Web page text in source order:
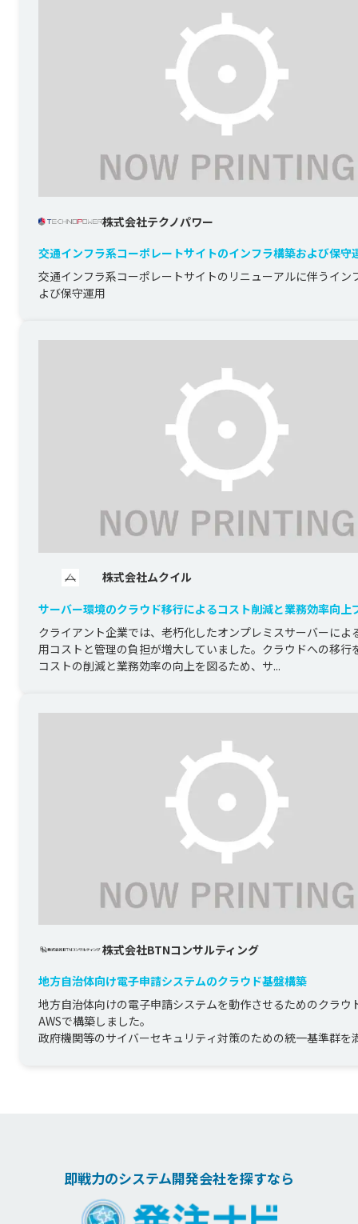
株式会社テクノパワー
交通インフラ系コーポレートサイトのインフラ構築および保守
交通インフラ系コーポレートサイトのリニューアルに伴うイン
よび保守運用
株式会社ムクイル
サーバー環境のクラウド移行によるコスト削減と業務効率向上
ト
クライアント企業では、老朽化したオンプレミスサーバーによ
用コストと管理の負担が増大していました。クラウドへの移行
コストの削減と業務効率の向上を図るため、サ...
株式会社BTNコンサルティング
地方自治体向け電子申請システムのクラウド基盤構築
地方自治体向けの電子申請システムを動作させるためのクラウ
AWSで構築しました。
政府機関等のサイバーセキュリティ対策のための統一基準群を
即戦力のシステム開発会社を探すなら